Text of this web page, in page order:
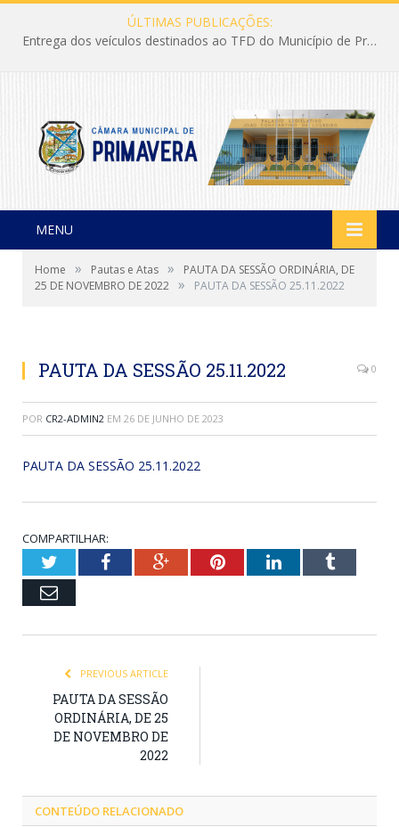
ÚLTIMAS PUBLICAÇÕES:
Entrega dos veículos destinados ao TFD do Município de Primavera
MENU
Home » Pautas e Atas »
PAUTA DA SESSÃO ORDINÁRIA, DE
25 DE NOVEMBRO DE 2022 » PAUTA DA SESSÃO 25.11.2022
PAUTA DA SESSÃO 25.11.2022 0
POR CR2-ADMIN2 EM 26 DE JUNHO DE 2023
PAUTA DA SESSÃO 25.11.2022
COMPARTILHAR:
TwitterFacebookGoogle+PinterestLinkedInTumblr
Email
PREVIOUS ARTICLE
PAUTA DA SESSÃO
ORDINÁRIA, DE 25
DE NOVEMBRO DE
2022
CONTEÚDO RELACIONADO